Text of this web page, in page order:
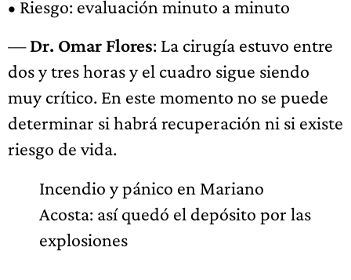
• Riesgo: evaluación minuto a minuto
—Dr. Omar Flores: La cirugía estuvo entre
dos y tres horas y el cuadro sigue siendo
muy crítico. En este momento no se puede
determinar si habrá recuperación ni si existe
riesgo de vida.
Incendio y pánico en Mariano
Acosta: así quedó el depósito por las
explosiones